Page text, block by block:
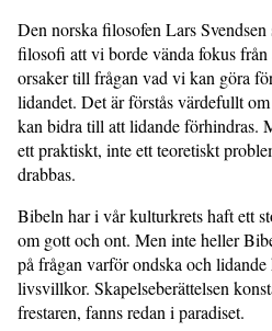
Den norska filosofen Lars
filosofi att vi borde vända fokus från
orsaker till frågan vad vi kan göra
lidandet. Det är förstås värdefullt
kan bidra till att lidande förhindras.
ett praktiskt, inte ett teoretiskt
drabbas.
Bibeln har i vår kulturkrets haft ett
om gott och ont. Men inte heller
på frågan varför ondska och
livsvillkor. Skapelseberättelsen
frestaren, fanns redan i paradiset.